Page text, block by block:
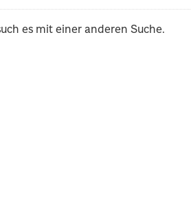
es mit einer anderen Suche.